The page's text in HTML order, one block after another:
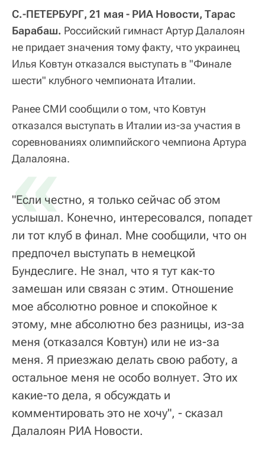
С.-ПЕТЕРБУРГ, 21 мая - РИА Новости, Тарас
Барабаш. Российский гимнаст Артур Далалоян
не придает значения тому факту, что украинец
Илья Ковтун отказался выступать в "Финале
шести" клубного чемпионата Италии.
Ранее СМИ сообщили о том, что Ковтун
отказался выступать в Италии из-за участия в
соревнованиях олимпийского чемпиона Артура
Далалояна.
«
"Если честно, я только сейчас об этом
услышал. Конечно, интересовался, попадет
ли тот клуб в финал. Мне сообщили, что он
предпочел выступать в немецкой
Бундеслиге. Не знал, что я тут как-то
замешан или связан с этим. Отношение
мое абсолютно ровное и спокойное к
этому, мне абсолютно без разницы, из-за
меня (отказался Ковтун) или не из-за
меня. Я приезжаю делать свою работу, а
остальное меня не особо волнует. Это их
какие-то дела, я обсуждать и
комментировать это не хочу", - сказал
Далалоян РИА Новости.